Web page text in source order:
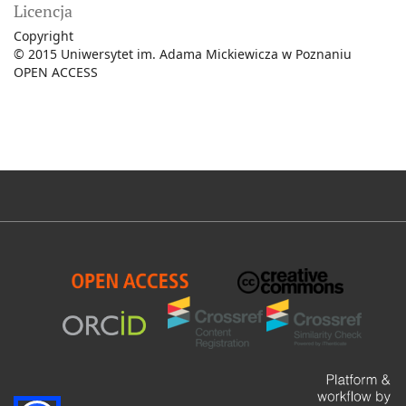
Licencja
Copyright
© 2015 Uniwersytet im. Adama Mickiewicza w Poznaniu
OPEN ACCESS